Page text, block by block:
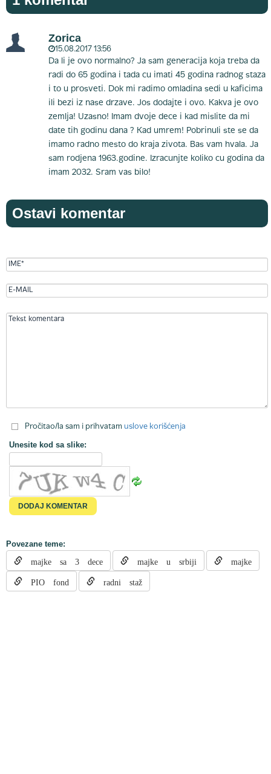
Zorica
15.08.2017 13:56
Da li je ovo normalno? Ja sam generacija koja treba da
radi do 65 godina i tada cu imati 45 godina radnog staza
i to u prosveti. Dok mi radimo omladina sedi u kaficima
ili bezi iz nase drzave. Jos dodajte i ovo. Kakva je ovo
zemlja! Uzasno! Imam dvoje dece i kad mislite da mi
date tih godinu dana ? Kad umrem! Pobrinuli ste se da
imamo radno mesto do kraja zivota. Bas vam hvala. Ja
sam rodjena 1963.godine. Izracunjte koliko cu godina da
imam 2032. Sram vas bilo!
Ostavi komentar
Pročitao/la sam i prihvatam uslove korišćenja
Unesite kod sa slike:
Povezane teme:
majke sa 3 dece majke u srbiji majke
PIO fond radni staž